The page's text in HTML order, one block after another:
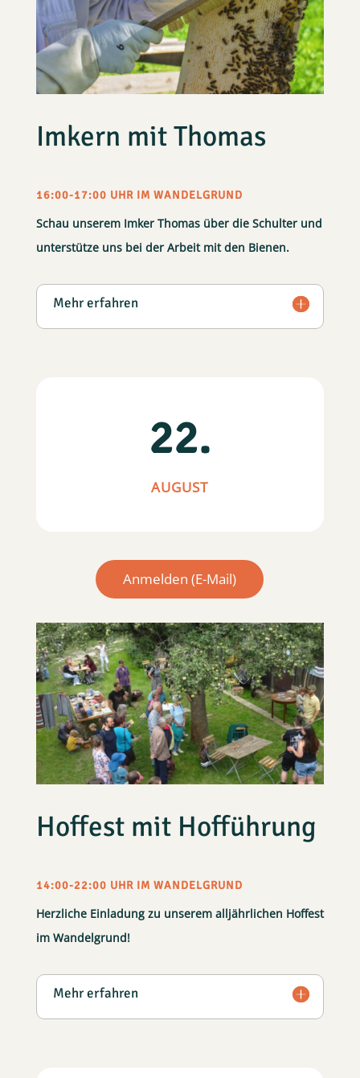
Imkern mit Thomas
16:00-17:00 UHR IM WANDELGRUND
Schau unserem Imker Thomas über die Schulter und
unterstütze uns bei der Arbeit mit den Bienen.
Mehr erfahren
22.
AUGUST
Anmelden (E-Mail)
Hoffest mit Hofführung
14:00-22:00 UHR IM WANDELGRUND
Herzliche Einladung zu unserem alljährlichen Hoffest
im Wandelgrund!
Mehr erfahren